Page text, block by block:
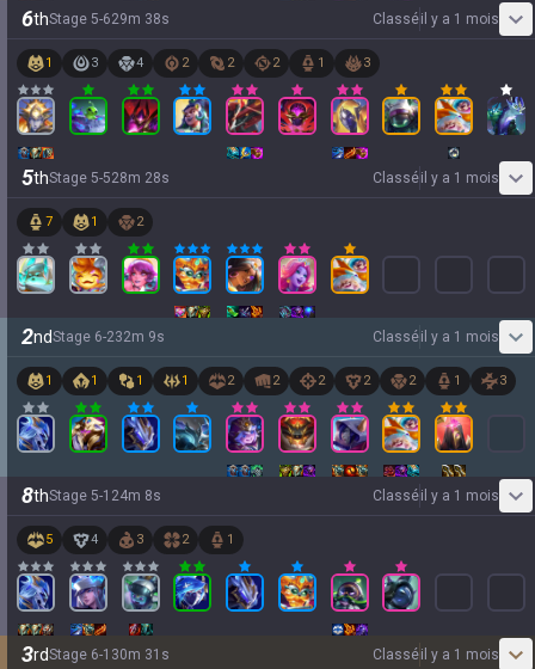
6thStage 5-629m 38s Classéil y a 1 mois
1 3 4 2 2 2 1 3
5thStage 5-528m 28s Classéil y a 1 mois
7 1 2
2ndStage 6-232m 9s Classéil y a 1 mois
1 1 1 1 2 2 2 2 2 1 3
8thStage 5-1 24m 8s Classéil y a 1 mois
5 4 3 2 1
3rdStage 6-1 30m 31 s Classéil y a 1 mois